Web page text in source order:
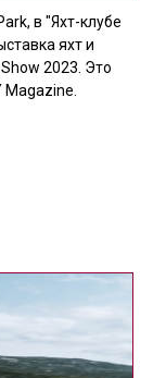
в "Яхт-клубе
яхт и
2023. Это